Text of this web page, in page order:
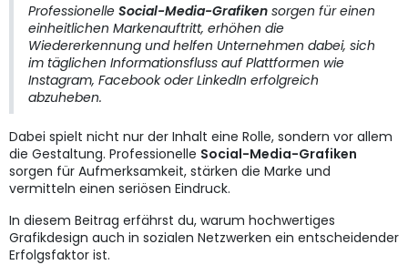
Professionelle Social-Media-Grafiken sorgen für einen
einheitlichen Markenauftritt, erhöhen die
Wiedererkennung und helfen Unternehmen dabei, sich
im täglichen Informationsfluss auf Plattformen wie
Instagram, Facebook oder LinkedIn erfolgreich
abzuheben.
Dabei spielt nicht nur der Inhalt eine Rolle, sondern vor allem
die Gestaltung. Professionelle Social-Media-Grafiken
sorgen für Aufmerksamkeit, stärken die Marke und
vermitteln einen seriösen Eindruck.
In diesem Beitrag erfährst du, warum hochwertiges
Grafikdesign auch in sozialen Netzwerken ein entscheidender
Erfolgsfaktor ist.